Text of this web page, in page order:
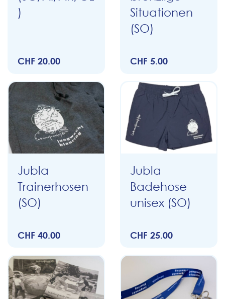
)
CHF 20.00
Situationen
(SO)
CHF 5.00
Jubla
Trainerhosen
(SO)
CHF 40.00
Jubla
Badehose
unisex (SO)
CHF 25.00